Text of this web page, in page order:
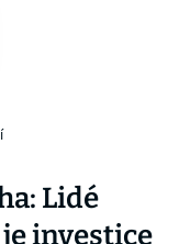
Lidé
investice